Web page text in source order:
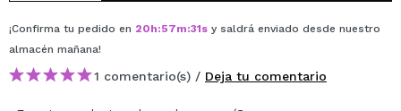
¡Confirma tu pedido en 20h:57m:31s y saldrá enviado desde nuestro
almacén mañana!
1 comentario(s) / Deja tu comentario